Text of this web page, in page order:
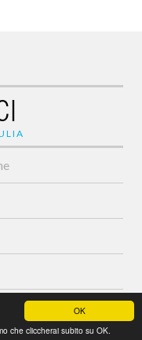
OK
che cliccherai subito su OK.